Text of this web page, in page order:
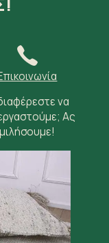
να
Ας
μιλήσουμε!